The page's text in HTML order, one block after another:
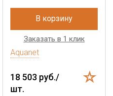
В корзину
Заказать в 1 клик
Aquanet
18 503 руб./
шт.